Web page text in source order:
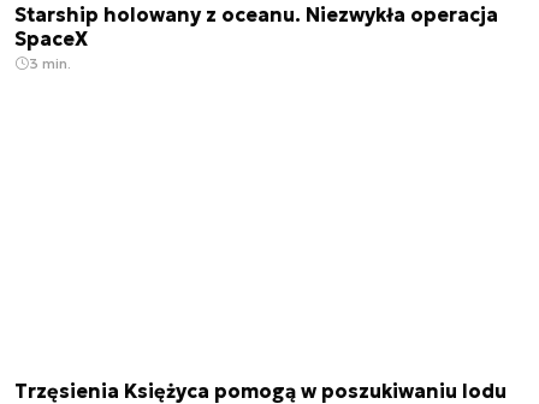
Starship holowany z oceanu. Niezwykła operacja
SpaceX
3 min.
Trzęsienia Księżyca pomogą w poszukiwaniu lodu